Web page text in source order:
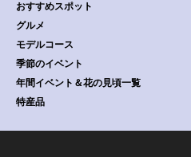
おすすめスポット
グルメ
モデルコース
季節のイベント
年間イベント＆花の見頃一覧
特産品